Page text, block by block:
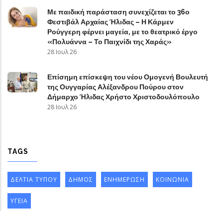
Με παιδική παράσταση συνεχίζεται το 36ο
Φεστιβάλ Αρχαίας Ήλιδας – Η Κάρμεν
Ρούγγερη φέρνει μαγεία, με το θεατρικό έργο
«Πολυάννα – Το Παιχνίδι της Χαράς»
28 Ιουλ 26
Επίσημη επίσκεψη του νέου Ομογενή Βουλευτή
της Ουγγαρίας Αλέξανδρου Πούρου στον
Δήμαρχο Ήλιδας Χρήστο Χριστοδουλόπουλο
28 Ιουλ 26
TAGS
ΔΕΛΤΙΑ ΤΥΠΟΥ ΔΗΜΟΣ ΕΝΗΜΕΡΩΣΗ ΚΟΙΝΩΝΙΑ
ΥΓΕΙΑ